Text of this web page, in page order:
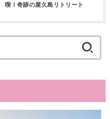
喫！奇跡の屋久島リトリート
索: